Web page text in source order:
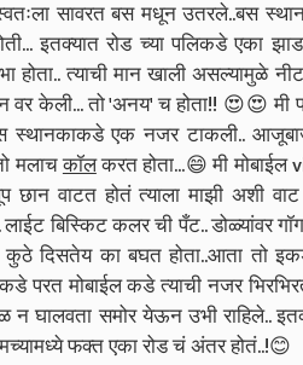
सावरत बस मधून उतरले..बस
इतक्यात रोड च्या पलिकडे एका
होता.. त्याची मान खाली असल्यामुळे
वर केली... तो 'अनय' च होता!! 😍😍
स्थानकाकडे एक नजर टाकली..
मलाचकॉलकरत होता...😄 मी
छान वाटत होतं त्याला माझी अशी
बिस्किट कलर ची पँट.. डोळ्यांवर
दिसतेय का बघत होता..आता तो
परत मोबाईल कडे त्याची नजर
न घालवता समोर येऊन उभी राहिले..
फक्त एका रोड चं अंतर होतं..!😊